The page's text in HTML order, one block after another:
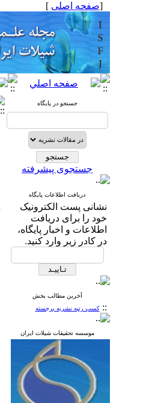
[صفحه اصلی ]
جستجو در پایگاه
جستجوی پیشرفته
دریافت اطلاعات پایگاه
نشانی پست الکترونیک
خود را برای دریافت
اطلاعات و اخبار پایگاه،
در کادر زیر وارد کنید.
آخرین مطالب بخش
::کسب رتبه نشریه برجسته
موسسه تحقیقات شیلات ایران